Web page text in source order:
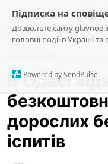
Підписка на
Дозвольте сайту
головні події в Україні та
Powered by SendPulse
новини
про проєкт
Техно
В Одесі
дорослих
іспитів